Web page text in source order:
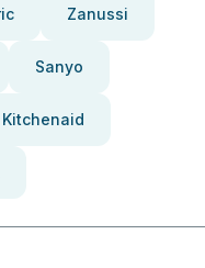
Zanussi
Sanyo
Kitchenaid